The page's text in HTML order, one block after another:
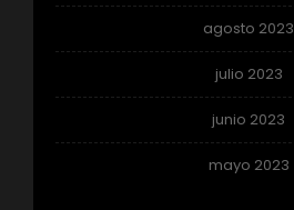
agosto 2023
julio 2023
junio 2023
mayo 2023